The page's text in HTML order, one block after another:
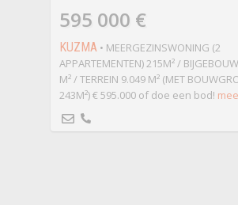
595 000 €
KUZMA• MEERGEZINSWONING (2
APPARTEMENTEN) 215M² /
M² / TERREIN 9.049 M² (MET
243M²) € 595.000 of doe een bod!